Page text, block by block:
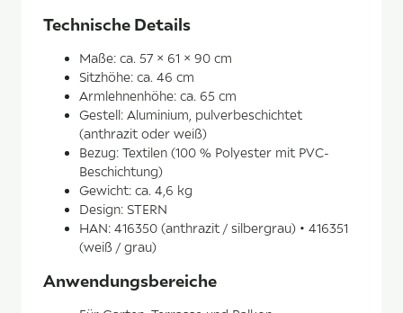
Technische Details
Maße: ca. 57 × 61 × 90 cm
Sitzhöhe: ca. 46 cm
Armlehnenhöhe: ca. 65 cm
Gestell: Aluminium, pulverbeschichtet
(anthrazit oder weiß)
Bezug: Textilen (100 % Polyester mit PVC-
Beschichtung)
Gewicht: ca. 4,6 kg
Design: STERN
HAN: 416350 (anthrazit / silbergrau) • 416351
(weiß / grau)
Anwendungsbereiche